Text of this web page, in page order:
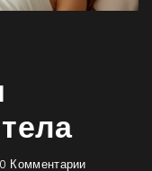
0 Комментарии